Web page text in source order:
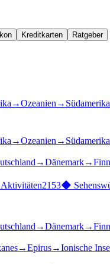
Kreditkarten Ratgeber
→Ozeanien → Südamerika
→Ozeanien → Südamerika
→Dänemark→
Aktivitäten2153◆
→Dänemark→
→Epirus→Ionische